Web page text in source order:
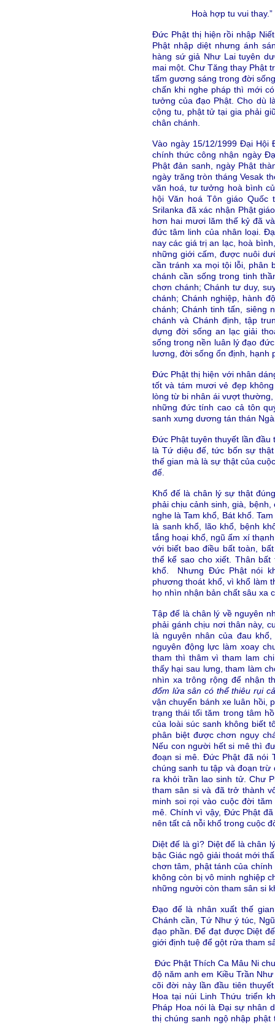
Hoà hợp tu vui thay.”
Đức Phật thị hiện rồi nhập
Phật nhập diệt nhưng ánh
hàng sứ giả Như Lai tuyên
mai một. Chư Tăng thay Phật
tấm gương sáng trong đời
chấn khi nghe pháp thì mới
tưởng của đạo Phật. Cho dù
cộng tu, phật tử tại gia phải
chân chánh.
Vào ngày 15/12/1999 Đại Hội
chính thức công nhận ngày
Phật đản sanh, ngày Phật
ngày trăng tròn tháng Vesak
văn hoá, tư tưởng hoà bình
hội Văn hoá Tôn giáo
Srilanka đã xác nhận Phật
hơn hai mươi lăm thế kỷ đã
đức tâm linh của nhân loại.
nay các giá trị an lạc, hoà
những giới cấm, được nuôi
cần tránh xa mọi tội lỗi, phân
chánh cần sống trong tinh
chơn chánh; Chánh tư duy,
chánh; Chánh nghiệp, hành
chánh; Chánh tinh tấn, siêng
chánh và Chánh định, tập
dựng đời sống an lạc giải
sống trong nền luân lý đạo
lương, đời sống ổn định, hạnh
Đức Phật thị hiện với nhân
tốt và tám mươi vẻ đẹp
lòng từ bi nhân ái vượt
những đức tính cao cả tôn
sanh xưng dương tán thán
Đức Phật tuyên thuyết lần đầu
là Tứ diệu đế, tức bốn sự
thế gian mà là sự thật của
đế.
Khổ đế là chân lý sự thật
phải chịu cảnh sinh, già,
nghe là Tam khổ, Bát khổ.
là sanh khổ, lão khổ, bệnh
tắng hoại khổ, ngũ ấm xí
với biết bao điều bất toàn,
thể kể sao cho xiết. Thân
khổ. Nhưng Đức Phật nói
phương thoát khổ, vì khổ làm
họ nhìn nhận bản chất sâu xa
Tập đế là chân lý về nguyên
phải gánh chịu nơi thân này,
là nguyên nhân của đau
nguyên động lực làm xoay
tham thì thâm vì tham lam
thấy hại sau lưng, tham làm
nhìn xa trông rộng để nhận
đốm lửa sân có thể thiêu rụi
vận chuyển bánh xe luân hồi,
trạng thái tối tăm trong tâm
của loài súc sanh không biết
phân biệt được chơn ngụy
Nếu con người hết si mê thì
đoạn si mê. Đức Phật đã nói
chúng sanh tu tập và đoạn
ra khỏi trần lao sinh tử. Chư
tham sân si và đã trở thành
minh soi rọi vào cuộc đời
mê. Chính vì vậy, Đức Phật
nên tất cả nỗi khổ trong cuộc
Diệt đế là gì? Diệt đế là chân
bậc Giác ngộ giải thoát mới
chơn tâm, phật tánh của
không còn bị vô minh nghiệp
những người còn tham sân si
Đạo đế là nhân xuất thế
Chánh cần, Tứ Như ý túc,
đạo phần. Để đạt được Diệt
giới định tuệ để gột rửa tham
Đức Phật Thích Ca Mâu Ni
độ năm anh em Kiều Trần
cõi đời này lần đầu tiên
Hoa tại núi Linh Thứu triển
Pháp Hoa nói là Đại sự nhân
thị chúng sanh ngộ nhập